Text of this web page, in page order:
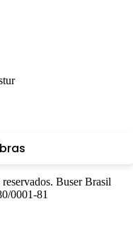
Buser Brasil
0001-81